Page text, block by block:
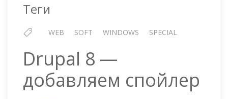
Теги
WEB SOFT WINDOWS SPECIAL
Drupal 8 —
добавляем спойлер